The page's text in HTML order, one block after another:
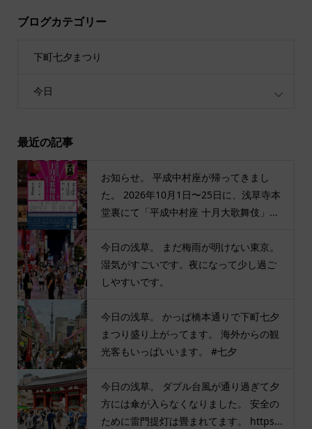
ブログカテゴリー
下町七夕まつり
今日
最近の記事
お知らせ。 平成中村座が帰ってきまし
た。 2026年10月1日〜25日に、浅草寺本
堂裏にて「平成中村座 十月大歌舞伎」...
今日の浅草。 まだ梅雨が明けない東京。
湿気がすごいです。夜になって少し過ご
しやすいです。
今日の浅草。 かっぱ橋本通りで下町七夕
まつり盛り上がってます。 海外からの観
光客もいっぱいいます。 #七夕
今日の浅草。 ダブル台風が通り過ぎて夕
方には傘が入らなくなりました。 安全の
ために雷門提灯は畳まれてます。 https...